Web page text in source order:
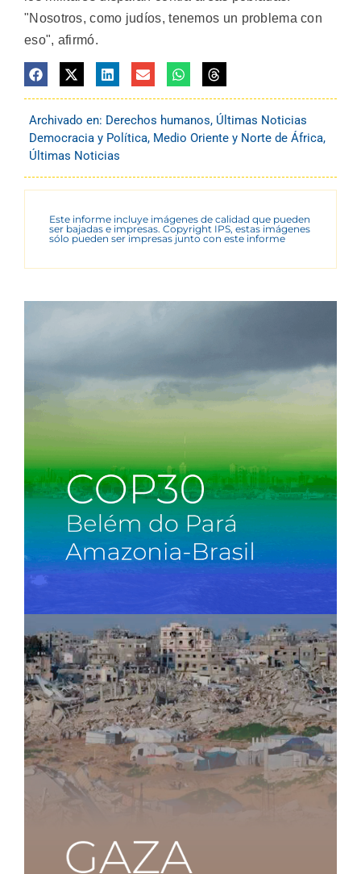
"Nosotros, como judíos, tenemos un problema con
eso", afirmó.
Archivado en: Derechos humanos, Últimas Noticias
Democracia y Política, Medio Oriente y Norte de África,
Últimas Noticias
Este informe incluye imágenes de calidad que pueden
ser bajadas e impresas. Copyright IPS, estas imágenes
sólo pueden ser impresas junto con este informe